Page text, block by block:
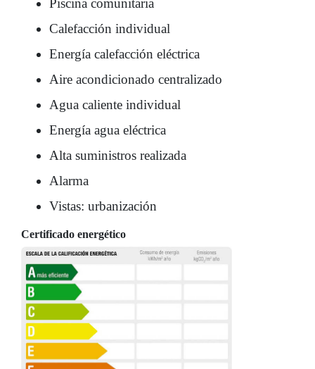
Piscina comunitaria
Calefacción individual
Energía calefacción eléctrica
Aire acondicionado centralizado
Agua caliente individual
Energía agua eléctrica
Alta suministros realizada
Alarma
Vistas: urbanización
Certificado energético